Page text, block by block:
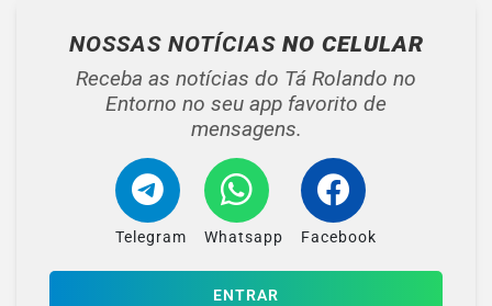
NOSSAS NOTÍCIAS NO CELULAR
Receba as notícias do Tá Rolando no
Entorno no seu app favorito de
mensagens.
Telegram Whatsapp Facebook
ENTRAR